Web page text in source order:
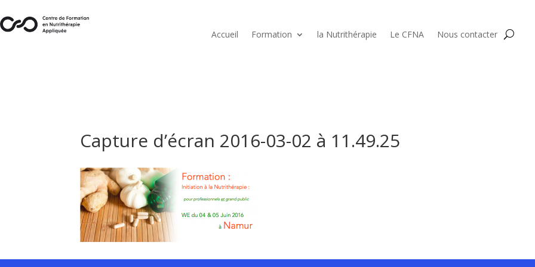
Accueil Formation la Nutrithérapie Le CFNA Nous contacter
Capture d’écran 2016-03-02 à 11.49.25